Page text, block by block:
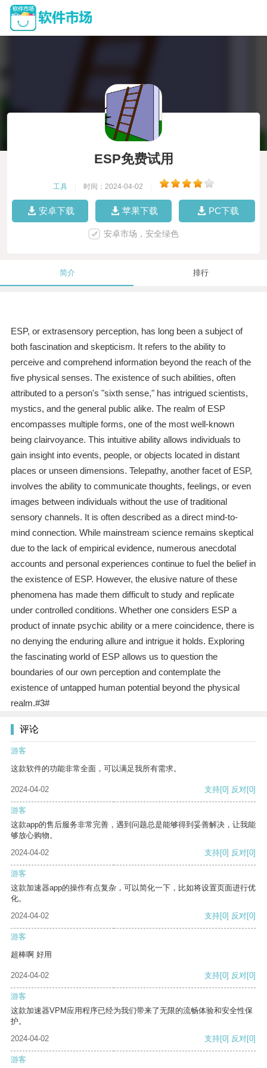
ESP免费试用
工具 时间：2024-04-02
安卓下载 苹果下载 PC下载
安卓市场，安全绿色
简介 排行
ESP, or extrasensory perception, has long been a subject of
both fascination and skepticism. It refers to the ability to
perceive and comprehend information beyond the reach of the
five physical senses. The existence of such abilities, often
attributed to a person's "sixth sense," has intrigued scientists,
mystics, and the general public alike. The realm of ESP
encompasses multiple forms, one of the most well-known
being clairvoyance. This intuitive ability allows individuals to
gain insight into events, people, or objects located in distant
places or unseen dimensions. Telepathy, another facet of ESP,
involves the ability to communicate thoughts, feelings, or even
images between individuals without the use of traditional
sensory channels. It is often described as a direct mind-to-
mind connection. While mainstream science remains skeptical
due to the lack of empirical evidence, numerous anecdotal
accounts and personal experiences continue to fuel the belief in
the existence of ESP. However, the elusive nature of these
phenomena has made them difficult to study and replicate
under controlled conditions. Whether one considers ESP a
product of innate psychic ability or a mere coincidence, there is
no denying the enduring allure and intrigue it holds. Exploring
the fascinating world of ESP allows us to question the
boundaries of our own perception and contemplate the
existence of untapped human potential beyond the physical
realm.#3#
评论
游客
这款软件的功能非常全面，可以满足我所有需求。
2024-04-02 支持[0] 反对[0]
游客
这款app的售后服务非常完善，遇到问题总是能够得到妥善解决，让我能
够放心购物。
2024-04-02
支持[0] 反对[0]
游客
这款加速器app的操作有点复杂，可以简化一下，比如将设置页面进行优
化。
2024-04-02
支持[0] 反对[0]
游客
超棒啊 好用
2024-04-02 支持[0] 反对[0]
游客
这款加速器VPM应用程序已经为我们带来了无限的流畅体验和安全性保
护。
2024-04-02
支持[0] 反对[0]
游客